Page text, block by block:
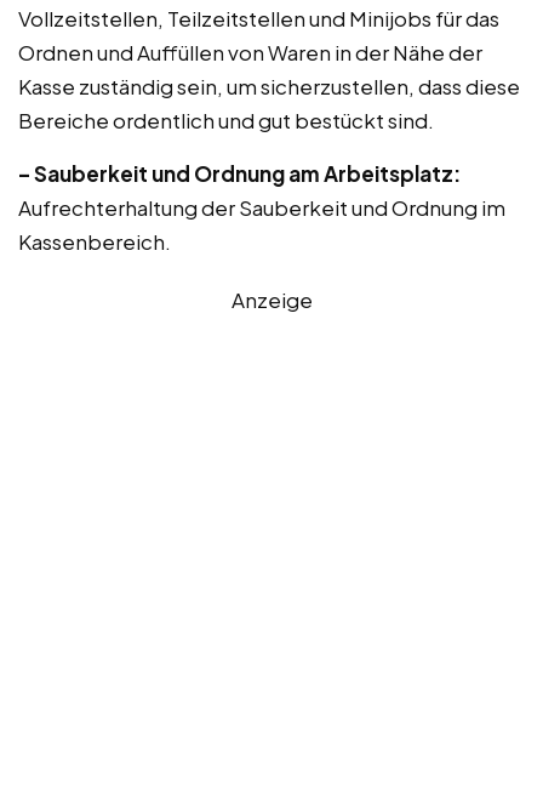
Vollzeitstellen, Teilzeitstellen und Minijobs für das
Ordnen und Auffüllen von Waren in der Nähe der
Kasse zuständig sein, um sicherzustellen, dass diese
Bereiche ordentlich und gut bestückt sind.
– Sauberkeit und Ordnung am Arbeitsplatz:
Aufrechterhaltung der Sauberkeit und Ordnung im
Kassenbereich.
Anzeige